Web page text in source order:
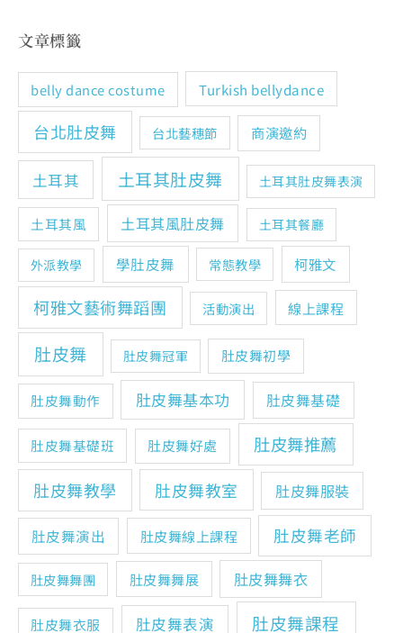
文章標籤
belly dance costume Turkish bellydance
台北肚皮舞 台北藝穗節 商演邀約
土耳其 土耳其肚皮舞 土耳其肚皮舞表演
土耳其風 土耳其風肚皮舞 土耳其餐廳
外派教學 學肚皮舞 常態教學 柯雅文
柯雅文藝術舞蹈團 活動演出 線上課程
肚皮舞 肚皮舞冠軍 肚皮舞初學
肚皮舞動作 肚皮舞基本功 肚皮舞基礎
肚皮舞基礎班 肚皮舞好處
肚皮舞推薦
肚皮舞教學
肚皮舞教室 肚皮舞服裝
肚皮舞演出 肚皮舞線上課程 肚皮舞老師
肚皮舞舞團 肚皮舞舞展 肚皮舞舞衣
肚皮舞衣服 肚皮舞表演 肚皮舞課程